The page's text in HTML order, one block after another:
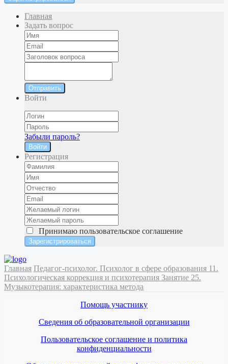
Главная
Задать вопрос
Отправить
Войти
Забыли пароль?
Войти
Регистрация
Принимаю пользовательское соглашение
Главная Педагог-психолог. Психолог в сфере образования 11.
Психологическая коррекция и психотерапия Занятие 25.
Музыкотерапия: характеристика метода
Помощь участнику
Сведения об образовательной организации
Пользовательское соглашение и политика
конфиденциальности